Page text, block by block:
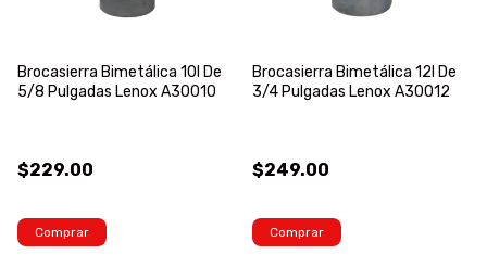
Brocasierra Bimetálica 10l De
5/8 Pulgadas Lenox A30010
$229.00
Comprar
Brocasierra Bimetálica 12l De
3/4 Pulgadas Lenox A30012
$249.00
Comprar